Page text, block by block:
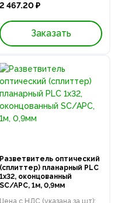
2 467.20 ₽
Заказать
Разветвитель оптический
(сплиттер) планарный PLC
1х32, оконцованный
SC/APC, 1м, 0,9мм
Цена с НДС (указана за шт):